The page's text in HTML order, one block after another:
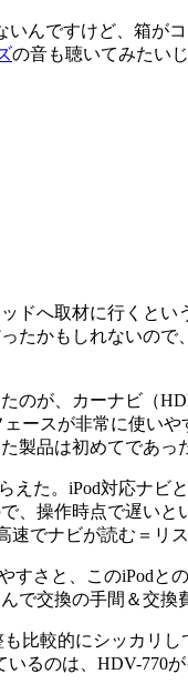
んですけど、箱が
の音も聴いてみたい
ドへ取材に行くと
かもしれないの
のが、カーナビ（
ースが非常に使い
製品は初めてであっ
た。iPod対応ナビ
、操作時点で遅い
でナビが読む＝リ
さと、このiPodと
交換の手間＆交換
較的にシッカリ
るのは、HDV-